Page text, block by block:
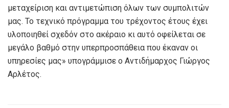
μεταχείριση και αντιμετώπιση όλων των συμπολιτών
μας. Το τεχνικό πρόγραμμα του τρέχοντος έτους έχει
υλοποιηθεί σχεδόν στο ακέραιο κι αυτό οφείλεται σε
μεγάλο βαθμό στην υπερπροσπάθεια που έκαναν οι
υπηρεσίες μας» υπογράμμισε ο Αντιδήμαρχος Γιώργος
Αρλέτος.